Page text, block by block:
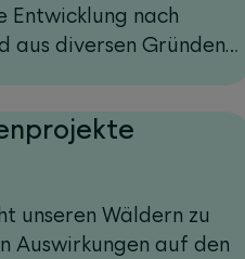
Entwicklung nach
aus diversen Gründen
unseren Wäldern zu
Auswirkungen auf den